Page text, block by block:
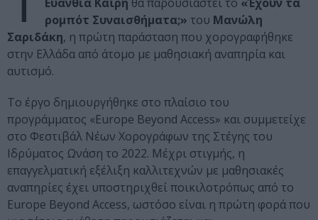
ρομπότ Συναισθήματα;» του Μανώλη
Σαριδάκη, η πρώτη παράσταση που χορογραφήθηκε
στην Ελλάδα από άτομο με μαθησιακή αναπηρία και
αυτισμό.
Το έργο δημιουργήθηκε στο πλαίσιο του
προγράμματος «Europe Beyond Access» και συμμετείχε
στο Φεστιβάλ Νέων Χορογράφων της Στέγης του
Ιδρύματος Ωνάση το 2022. Μέχρι στιγμής, η
επαγγελματική εξέλιξη καλλιτεχνών με μαθησιακές
αναπηρίες έχει υποστηριχθεί ποικιλοτρόπως από το
Europe Beyond Access, ωστόσο είναι η πρώτη φορά που